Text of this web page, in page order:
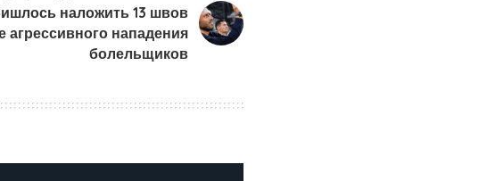
наложить 13 швов
агрессивного нападения
болельщиков